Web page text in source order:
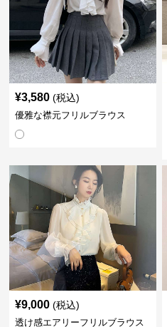
¥3,580 (税込)
優雅な襟元フリルブラウス
¥9,000 (税込)
透け感エアリーフリルブラウス